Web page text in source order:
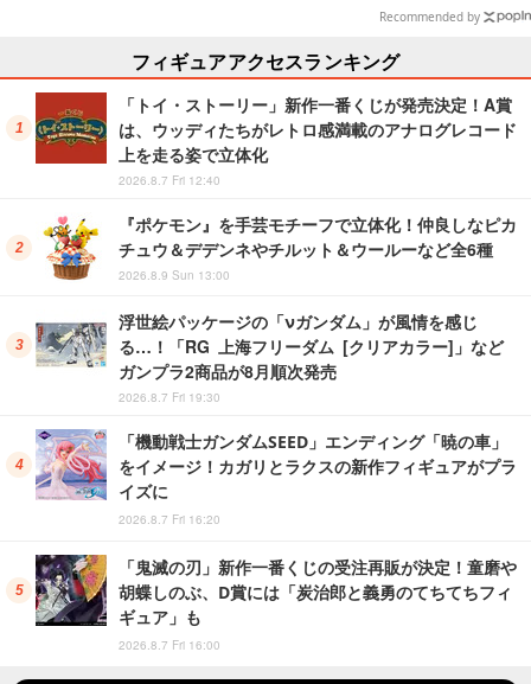
リフ付ソックスなどRecommended by
フィギュアアクセスランキング
「トイ・ストーリー」新作一番くじが発売決定！A賞
は、ウッディたちがレトロ感満載のアナログレコード
上を走る姿で立体化
2026.8.7 Fri 12:40
『ポケモン』を手芸モチーフで立体化！仲良しなピカ
チュウ＆デデンネやチルット＆ウールーなど全6種
2026.8.9 Sun 13:00
浮世絵パッケージの「νガンダム」が風情を感じ
る…！「RG 上海フリーダム [クリアカラー]」など
ガンプラ2商品が8月順次発売
2026.8.7 Fri 19:30
「機動戦士ガンダムSEED」エンディング「暁の車」
をイメージ！カガリとラクスの新作フィギュアがプラ
イズに
2026.8.7 Fri 16:20
「鬼滅の刃」新作一番くじの受注再販が決定！童磨や
胡蝶しのぶ、D賞には「炭治郎と義勇のてちてちフィ
ギュア」も
2026.8.7 Fri 16:00